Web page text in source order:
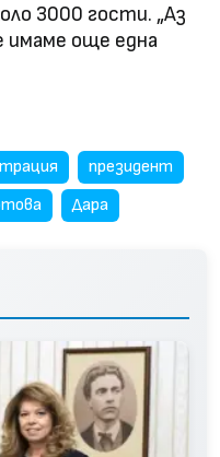
3000 гости. „Аз
имаме още една
президент
Дара